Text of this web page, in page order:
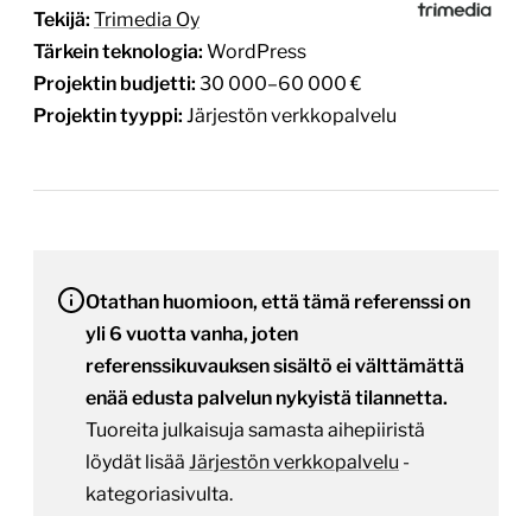
Tekijä: Trimedia Oy
Tärkein teknologia: WordPress
Projektin budjetti: 30 000–60 000 €
Projektin tyyppi: Järjestön verkkopalvelu
Otathan huomioon, että tämä referenssi on
yli 6 vuotta vanha, joten
referenssikuvauksen sisältö ei välttämättä
enää edusta palvelun nykyistä tilannetta.
Tuoreita julkaisuja samasta aihepiiristä
löydät lisää Järjestön verkkopalvelu -
kategoriasivulta.